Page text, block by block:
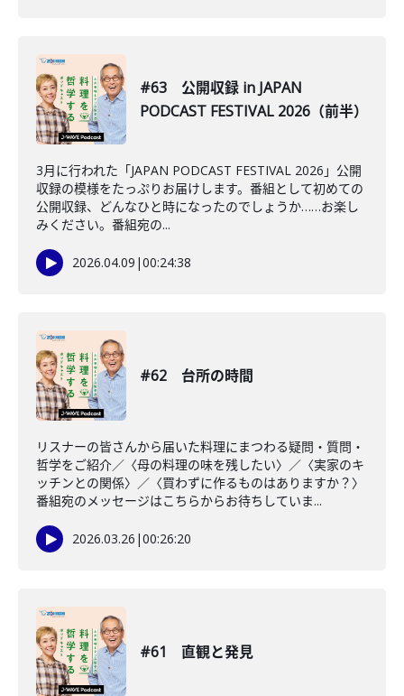
#63 公開収録 in JAPAN
PODCAST FESTIVAL 2026（前半）
3月に行われた「JAPAN PODCAST FESTIVAL 2026」公開
収録の模様をたっぷりお届けします。番組として初めての
公開収録、どんなひと時になったのでしょうか……お楽し
みください。番組宛の...
2026.04.09 |00:24:38
#62 台所の時間
リスナーの皆さんから届いた料理にまつわる疑問・質問・
哲学をご紹介／〈母の料理の味を残したい〉／〈実家のキ
ッチンとの関係〉／〈買わずに作るものはありますか？〉
番組宛のメッセージはこちらからお待ちしていま...
2026.03.26 |00:26:20
#61 直観と発見